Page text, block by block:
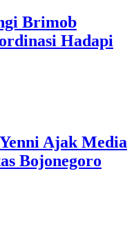
Brimob
Hadapi
Ajak Media
Bojonegoro